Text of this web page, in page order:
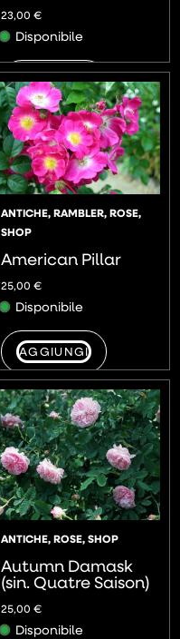
23,00 €
Disponibile
AGGIUNGI
ANTICHE,RAMBLER,ROSE,
SHOP
American Pillar
25,00 €
Disponibile
AGGIUNGI
ANTICHE,ROSE,SHOP
Autumn Damask
(sin. Quatre Saison)
25,00 €
Disponibile